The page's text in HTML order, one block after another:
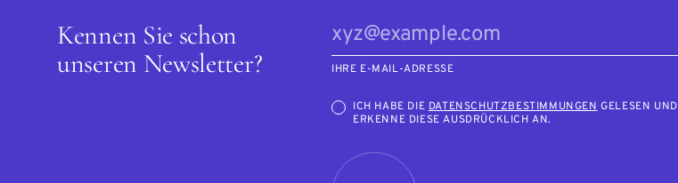
Kennen Sie schon
unseren Newsletter?
IHRE E-MAIL-ADRESSE
ICH HABE DIEDATENSCHUTZBESTIMMUNGENGELESEN UND
ERKENNE DIESE AUSDRÜCKLICH AN.